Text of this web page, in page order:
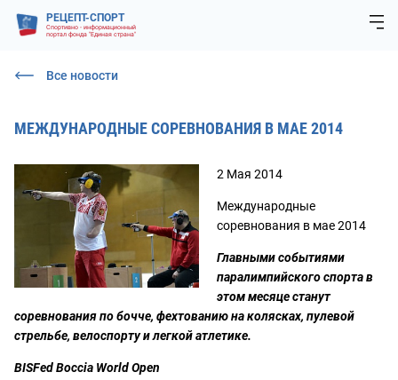
РЕЦЕПТ-СПОРТ
Спортивно - информационный
портал фонда "Единая страна"
Все новости
МЕЖДУНАРОДНЫЕ СОРЕВНОВАНИЯ В МАЕ 2014
2 Мая 2014
Международные
соревнования в мае 2014
Главными событиями
паралимпийского спорта в
этом месяце станут
соревнования по бочче, фехтованию на колясках, пулевой
стрельбе, велоспорту и легкой атлетике.
BISFed Boccia World Open